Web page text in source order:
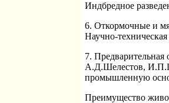
Индбредное
6. Откормочные и
Научно-
7.
А.Д.Шелестов,
промышленную
Преимущество